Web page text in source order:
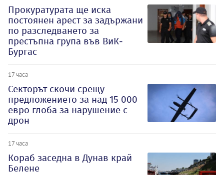
Прокуратурата ще иска
постоянен арест за задържани
по разследването за
престъпна група във ВиК-
Бургас
17 часа
Секторът скочи срещу
предложението за над 15 000
евро глоба за нарушение с
дрон
17 часа
Кораб заседна в Дунав край
Белене